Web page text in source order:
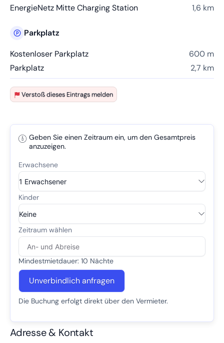
EnergieNetz Mitte Charging Station
1,6 km
Parkplatz
Kostenloser Parkplatz
600 m
Parkplatz
2,7 km
Verstoß dieses Eintrags melden
Geben Sie einen Zeitraum ein, um den Gesamtpreis
anzuzeigen.
Mindestmietdauer: 10 Nächte
Unverbindlich anfragen
Die Buchung erfolgt direkt über den Vermieter.
Adresse & Kontakt